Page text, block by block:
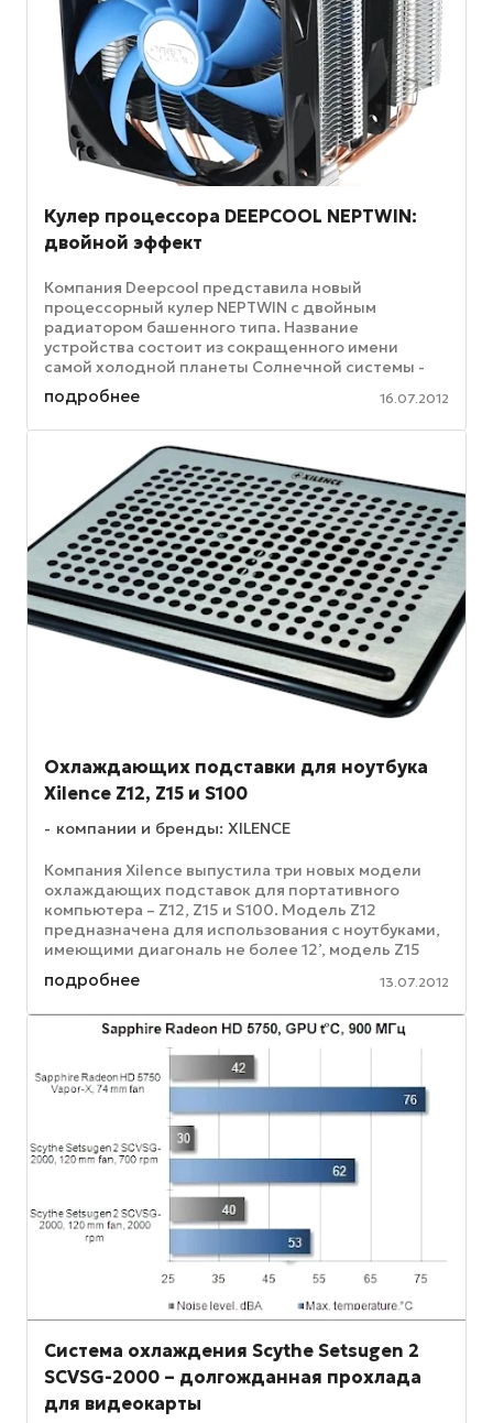
Кулер процессора DEEPCOOL NEPTWIN:
двойной эффект
Компания Deepcool представила новый
процессорный кулер NEPTWIN с двойным
радиатором башенного типа. Название
устройства состоит из сокращенного имени
самой холодной планеты Солнечной системы -
Нептун (Neptune) и обозначения основной
конструктивной ...
подробнее 16.07.2012
Охлаждающих подставки для ноутбука
Xilence Z12, Z15 и S100
компании и бренды: XILENCE
Компания Xilence выпустила три новых модели
охлаждающих подставок для портативного
компьютера – Z12, Z15 и S100. Модель Z12
предназначена для использования с ноутбуками,
имеющими диагональ не более 12’, модель Z15
идеально соответствует экрану ...
подробнее 13.07.2012
Система охлаждения Scythe Setsugen 2
SCVSG-2000 – долгожданная прохлада
для видеокарты